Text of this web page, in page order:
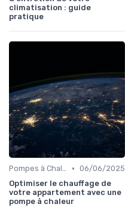
climatisation : guide
pratique
Pompes à Chaleur et Géothermie • 06/06/2025
Optimiser le chauffage de
votre appartement avec une
pompe à chaleur